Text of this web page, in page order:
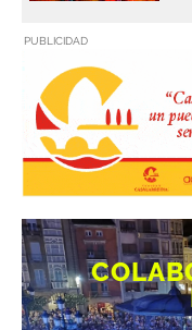
PUBLICIDAD